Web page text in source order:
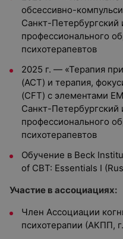
обсессивно-
Санкт-Петербургский
профессионального
психотерапевтов
2025 г. — «Терапия
(ACT) и терапия,
(CFT) с элементами
Санкт-Петербургский
профессионального
психотерапевтов
Обучение в Beck
of CBT: Essentials I
Участие в ассоциациях:
Член Ассоциации
психотерапии (АКПП,